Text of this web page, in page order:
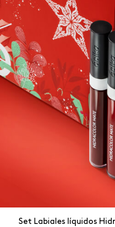
Set Labiales líquidos